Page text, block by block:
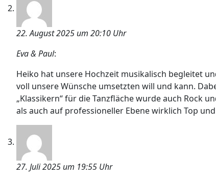
22. August 2025 um 20:10 Uhr
Eva & Paul:
Heiko hat unsere Hochzeit musikalisch begleitet
voll unsere Wünsche umsetzten will und kann.
„Klassikern“ für die Tanzfläche wurde auch Rock
als auch auf professioneller Ebene wirklich Top
27. Juli 2025 um 19:55 Uhr